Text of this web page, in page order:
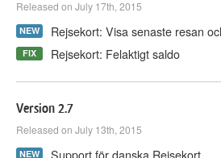
Released on July 17th, 2015
NEW Rejsekort: Visa senaste resan
FIX Rejsekort: Felaktigt saldo
Version 2.7
Released on July 13th, 2015
NEW